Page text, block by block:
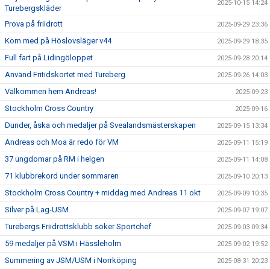
Turebergskläder
2025-10-15 14:24
Prova på friidrott 2025-09-29 23:36
Kom med på Höslovsläger v44 2025-09-29 18:35
Full fart på Lidingöloppet 2025-09-28 20:14
Använd Fritidskortet med Tureberg 2025-09-26 14:03
Välkommen hem Andreas! 2025-09-23
Stockholm Cross Country 2025-09-16
Dunder, åska och medaljer på Svealandsmästerskapen 2025-09-15 13:34
Andreas och Moa är redo för VM 2025-09-11 15:19
37 ungdomar på RM i helgen 2025-09-11 14:08
71 klubbrekord under sommaren 2025-09-10 20:13
Stockholm Cross Country + middag med Andreas 11 okt 2025-09-09 10:35
Silver på Lag-USM 2025-09-07 19:07
Turebergs Friidrottsklubb söker Sportchef 2025-09-03 09:34
59 medaljer på VSM i Hässleholm 2025-09-02 19:52
Summering av JSM/USM i Norrköping 2025-08-31 20:23